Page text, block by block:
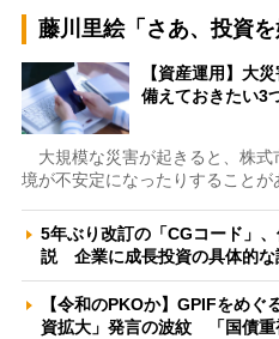
藤川里絵「さあ、投資を
【資産運用】大
備えておきたい3
大規模な災害が起きると、株式
境が不安定になったりすることが
5年ぶり改訂の「CGコード」
説 企業に成長投資の具体的
【令和のPKOか】GPIFをめ
資拡大」発言の波紋 「国債